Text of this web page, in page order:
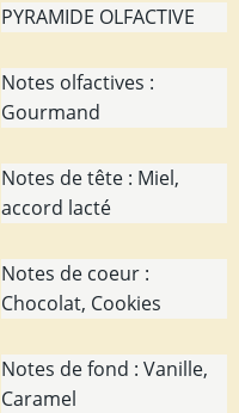
PYRAMIDE OLFACTIVE
Notes olfactives :
Gourmand
Notes de tête : Miel,
accord lacté
Notes de coeur :
Chocolat, Cookies
Notes de fond : Vanille,
Caramel